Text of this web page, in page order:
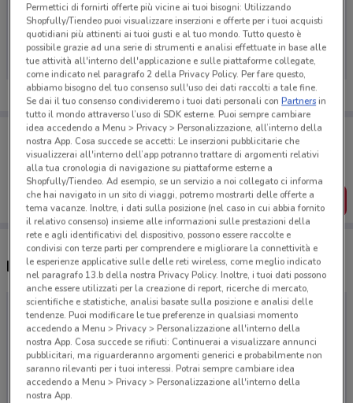
Ci dispiace, al momento non abbiamo pubblicato
volantini nella tua zona. Riprova più tardi.
Porta DoveConviene sempre con te!
Puoi trovare le migliori offerte dei negozi vicino a te,
salvarle e creare la tua lista del risparmio, comodamente
dal tuo cellulare.
SCARICA L’APP
Negozi Lillo Barber Shop nelle vicinanze
Permettici di fornirti offerte più vicine ai tuoi bisogni: Utilizzando
Shopfully/Tiendeo puoi visualizzare inserzioni e offerte per i tuoi acquisti
quotidiani più attinenti ai tuoi gusti e al tuo mondo. Tutto questo è
possibile grazie ad una serie di strumenti e analisi effettuate in base alle
tue attività all'interno dell'applicazione e sulle piattaforme collegate,
come indicato nel paragrafo 2 della Privacy Policy. Per fare questo,
abbiamo bisogno del tuo consenso sull'uso dei dati raccolti a tale fine.
Se dai il tuo consenso condivideremo i tuoi dati personali conPartnersin
tutto il mondo attraverso l’uso di SDK esterne. Puoi sempre cambiare
idea accedendo a Menu > Privacy > Personalizzazione, all’interno della
nostra App. Cosa succede se accetti: Le inserzioni pubblicitarie che
visualizzerai all'interno dell’app potranno trattare di argomenti relativi
alla tua cronologia di navigazione su piattaforme esterne a
Shopfully/Tiendeo. Ad esempio, se un servizio a noi collegato ci informa
che hai navigato in un sito di viaggi, potremo mostrarti delle offerte a
tema vacanze. Inoltre, i dati sulla posizione (nel caso in cui abbia fornito
il relativo consenso) insieme alle informazioni sulle prestazioni della
rete e agli identificativi del dispositivo, possono essere raccolte e
condivisi con terze parti per comprendere e migliorare la connettività e
le esperienze applicative sulle delle reti wireless, come meglio indicato
nel paragrafo 13.b della nostra Privacy Policy. Inoltre, i tuoi dati possono
anche essere utilizzati per la creazione di report, ricerche di mercato,
scientifiche e statistiche, analisi basate sulla posizione e analisi delle
tendenze. Puoi modificare le tue preferenze in qualsiasi momento
accedendo a Menu > Privacy > Personalizzazione all'interno della
nostra App. Cosa succede se rifiuti: Continuerai a visualizzare annunci
pubblicitari, ma riguarderanno argomenti generici e probabilmente non
saranno rilevanti per i tuoi interessi. Potrai sempre cambiare idea
accedendo a Menu > Privacy > Personalizzazione all'interno della
nostra App.